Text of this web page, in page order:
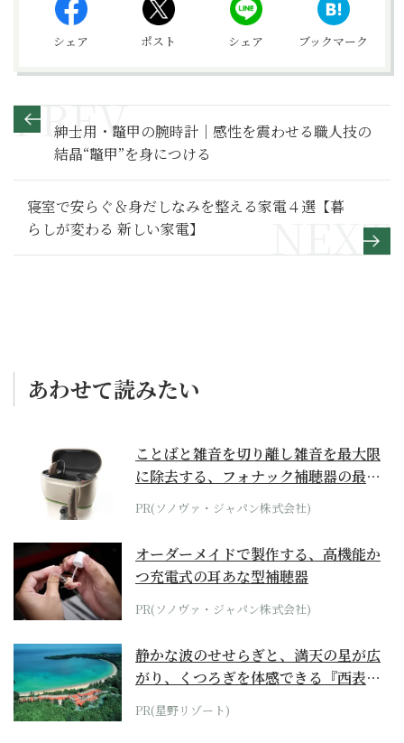
シェア ポスト シェア ブックマーク
紳士用・鼈甲の腕時計｜感性を震わせる職人技の
結晶“鼈甲”を身につける
寝室で安らぐ＆身だしなみを整える家電４選【暮
らしが変わる 新しい家電】
あわせて読みたい
ことばと雑音を切り離し雑音を最大限
に除去する、フォナック補聴器の最上
位モデル
PR(ソノヴァ・ジャパン株式会社)
オーダーメイドで製作する、高機能か
つ充電式の耳あな型補聴器
PR(ソノヴァ・ジャパン株式会社)
静かな波のせせらぎと、満天の星が広
がり、くつろぎを体感できる『西表島
ホテル by...
PR(星野リゾート)